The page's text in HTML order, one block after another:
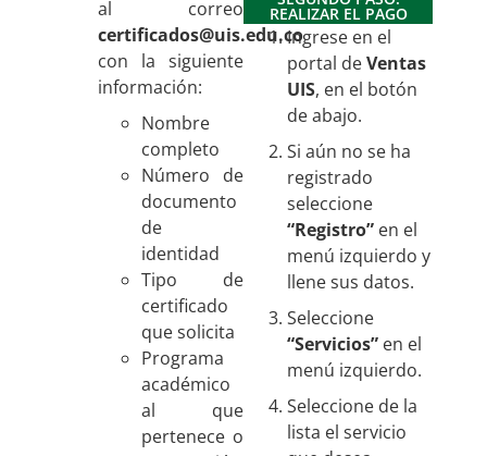
al correo
certificados@uis.edu.co
con la siguiente
información:
Nombre
completo
Número de
documento
de
identidad
Tipo de
certificado
que solicita
Programa
académico
al que
pertenece o
REALIZAR EL PAGO
Ingrese en el
portal deVentas
UIS, en el botón
de abajo.
Si aún no se ha
registrado
seleccione
“Registro” en el
menú izquierdo y
llene sus datos.
Seleccione
“Servicios” en el
menú izquierdo.
Seleccione de la
lista el servicio